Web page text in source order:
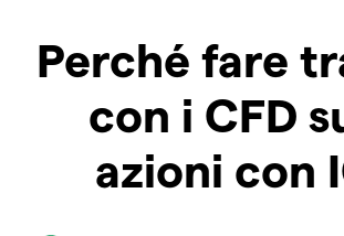
Perché fare
con i CFD
azioni con